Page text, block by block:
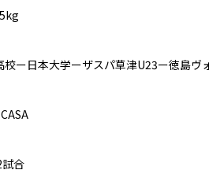
ー日本大学ーザスパ草津U23ー徳島ヴ
CASA
合